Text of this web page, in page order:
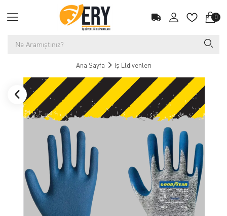
0
Ana Sayfa İş Eldivenleri